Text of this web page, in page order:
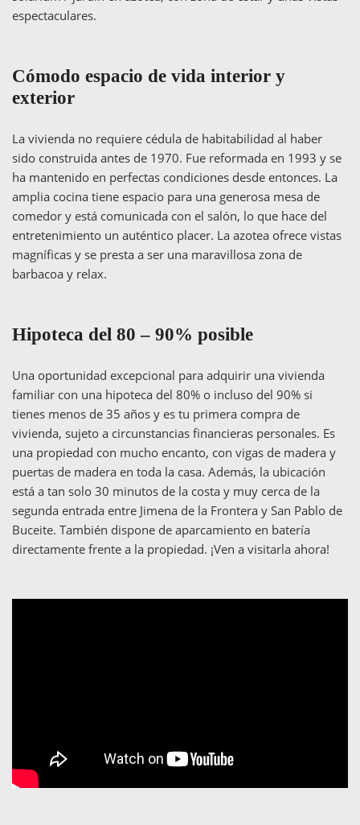
espectaculares.
Cómodo espacio de vida interior y
exterior
La vivienda no requiere cédula de habitabilidad al haber
sido construida antes de 1970. Fue reformada en 1993 y se
ha mantenido en perfectas condiciones desde entonces. La
amplia cocina tiene espacio para una generosa mesa de
comedor y está comunicada con el salón, lo que hace del
entretenimiento un auténtico placer. La azotea ofrece vistas
magníficas y se presta a ser una maravillosa zona de
barbacoa y relax.
Hipoteca del 80 – 90% posible
Una oportunidad excepcional para adquirir una vivienda
familiar con una hipoteca del 80% o incluso del 90% si
tienes menos de 35 años y es tu primera compra de
vivienda, sujeto a circunstancias financieras personales. Es
una propiedad con mucho encanto, con vigas de madera y
puertas de madera en toda la casa. Además, la ubicación
está a tan solo 30 minutos de la costa y muy cerca de la
segunda entrada entre Jimena de la Frontera y San Pablo de
Buceite. También dispone de aparcamiento en batería
directamente frente a la propiedad. ¡Ven a visitarla ahora!